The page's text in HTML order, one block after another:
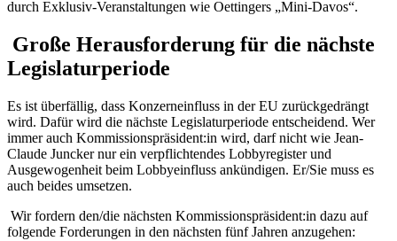
durch Exklusiv-Veranstaltungen wie Oettingers „Mini-Davos“.
Große Herausforderung für die nächste
Legislaturperiode
Es ist überfällig, dass Konzerneinfluss in der EU zurückgedrängt
wird. Dafür wird die nächste Legislaturperiode entscheidend. Wer
immer auch Kommissionspräsident:in wird, darf nicht wie Jean-
Claude Juncker nur ein verpflichtendes Lobbyregister und
Ausgewogenheit beim Lobbyeinfluss ankündigen. Er/Sie muss es
auch beides umsetzen.
Wir fordern den/die nächsten Kommissionspräsident:in dazu auf
folgende Forderungen in den nächsten fünf Jahren anzugehen: